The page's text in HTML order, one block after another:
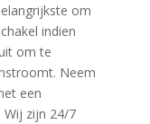
om
indien
om te
Neem
een
Wij zijn 24/7